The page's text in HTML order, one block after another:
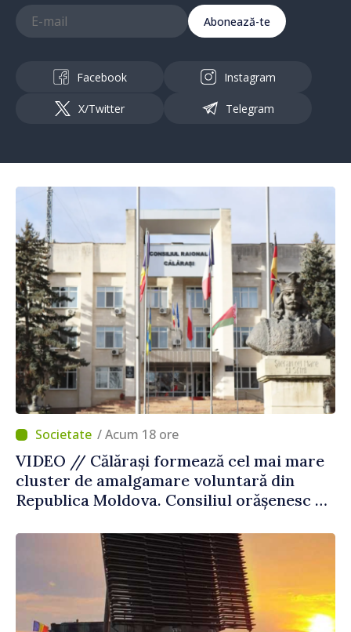
Abonează-te
Facebook Instagram
X/Twitter Telegram
/ Acum 18 ore
VIDEO // Călărași formează cel mai mare
cluster de amalgamare voluntară din
Republica Moldova. Consiliul orășenesc a